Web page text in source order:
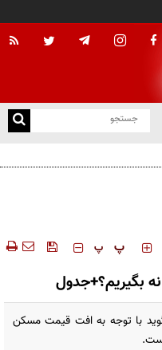
‍‍‍ پ پ
با توجه به افت قیمت مسکن